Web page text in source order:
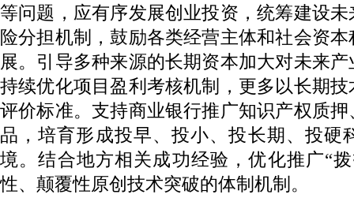
等问题，应有序发展创业投资，统筹建设
险分担机制，鼓励各类经营主体和社会资
展。引导多种来源的长期资本加大对未来
持续优化项目盈利考核机制，更多以长期
评价标准。支持商业银行推广知识产权质
品，培育形成投早、投小、投长期、投硬
境。结合地方相关成功经验，优化推广“
性、颠覆性原创技术突破的体制机制。